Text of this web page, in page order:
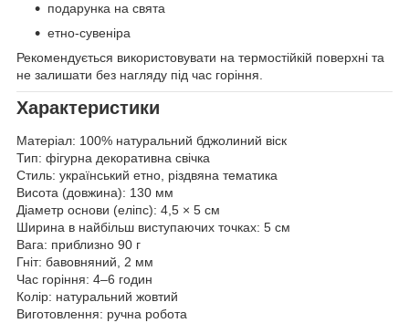
подарунка на свята
етно-сувеніра
Рекомендується використовувати на термостійкій поверхні та
не залишати без нагляду під час горіння.
Характеристики
Матеріал: 100% натуральний бджолиний віск
Тип: фігурна декоративна свічка
Стиль: український етно, різдвяна тематика
Висота (довжина): 130 мм
Діаметр основи (еліпс): 4,5 × 5 см
Ширина в найбільш виступаючих точках: 5 см
Вага: приблизно 90 г
Гніт: бавовняний, 2 мм
Час горіння: 4–6 годин
Колір: натуральний жовтий
Виготовлення: ручна робота